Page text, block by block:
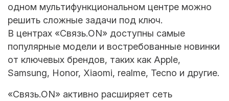
одном мультифункциональном центре можно
решить сложные задачи под ключ.
В центрах «Связь.ON» доступны самые
популярные модели и востребованные новинки
от ключевых брендов, таких как Apple,
Samsung, Honor, Xiaomi, realme, Tecno и другие.
«Связь.ON» активно расширяет сеть